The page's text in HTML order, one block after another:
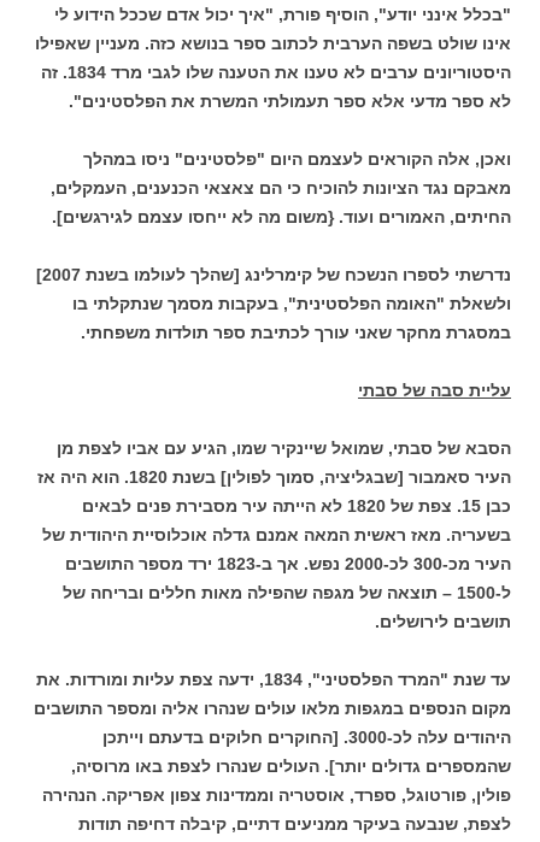
"בכלל אינני יודע", הוסיף פורת, "איך יכול אדם שככל הידוע לי
אינו שולט בשפה הערבית לכתוב ספר בנושא כזה. מעניין שאפילו
היסטוריונים ערבים לא טענו את הטענה שלו לגבי מרד 1834. זה
לא ספר מדעי אלא ספר תעמולתי המשרת את הפלסטינים".
ואכן, אלה הקוראים לעצמם היום "פלסטינים" ניסו במהלך
מאבקם נגד הציונות להוכיח כי הם צאצאי הכנענים, העמקלים,
החיתים, האמורים ועוד. {משום מה לא ייחסו עצמם לגירגשים].
נדרשתי לספרו הנשכח של קימרלינג [שהלך לעולמו בשנת 2007]
ולשאלת "האומה הפלסטינית", בעקבות מסמך שנתקלתי בו
במסגרת מחקר שאני עורך לכתיבת ספר תולדות משפחתי.
עליית סבה של סבתי
הסבא של סבתי, שמואל שיינקיר שמו, הגיע עם אביו לצפת מן
העיר סאמבור [שבגליציה, סמוך לפולין] בשנת 1820. הוא היה אז
כבן 15.
צפת של 1820 לא הייתה עיר מסבירת פנים לבאים
בשעריה. מאז ראשית המאה אמנם גדלה אוכלוסיית היהודית של
העיר מכ-300 לכ-2000 נפש. אך ב-1823 ירד מספר התושבים
ל-1500 – תוצאה של מגפה שהפילה מאות חללים ובריחה של
תושבים לירושלים.
עד שנת "המרד הפלסטיני", 1834, ידעה צפת עליות ומורדות. את
מקום הנספים במגפות מלאו עולים שנהרו אליה ומספר התושבים
היהודים עלה לכ-3000. [החוקרים חלוקים בדעתם וייתכן
שהמספרים גדולים יותר]. העולים שנהרו לצפת באו מרוסיה,
פולין, פורטוגל, ספרד, אוסטריה וממדינות צפון אפריקה. הנהירה
לצפת, שנבעה בעיקר ממניעים דתיים, קיבלה דחיפה תודות